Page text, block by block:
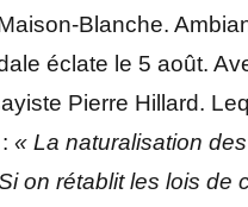
Blanche.
éclate le 5 août.
Pierre Hillard.
« La naturalisation
on rétablit les lois de